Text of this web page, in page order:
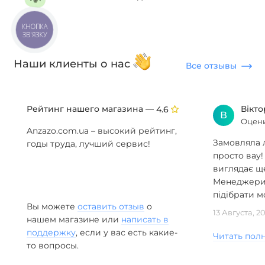
Важно:
Стоимость светильников Deprimo
отображается на сайте
Цены и комплектация рассчитываются
с менеджером
Что предлагает коллекция:
Подвесные каскадные люстры с 3–12 уровнями
LED-освещение с тёплым или нейтральным
Материалы: металл, стекло, акрил, текстиль
Возможность интеграции с системой «умный
В этом разделе удобно искать модель под
конкретную комнату и стиль: воспользуйтесь
Наши клиенты о нас Все отзывы
Рейтинг нашего магазина — 4.6
Anzazo.com.ua – высокий рейтинг,
годы труда, лучший сервис!
Вы можете оставить отзыв о
нашем магазине или написать в
поддержку, если у вас есть какие-
то вопросы.
В
Замовляла
просто
виглядає
Менеджери
підібрати
13 Августа,
Читать
КНОПКА
ЗВ'ЯЗКУ